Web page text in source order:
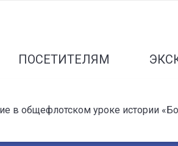
ПОСЕТИТЕЛЯМ
в общефлотском уроке истории